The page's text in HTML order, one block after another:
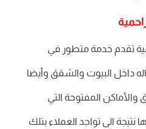
تقدم خدمة متطور في
داخل البيوت والشقق وأيضا
والأماكن المفتوحة التي
الى تواجد العملاء بتلك